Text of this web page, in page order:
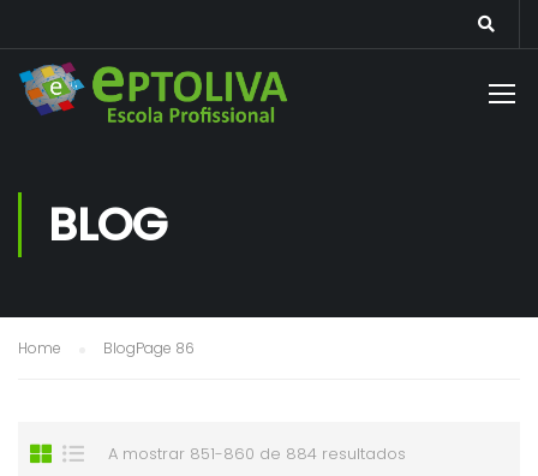
BLOG
Home BlogPage 86
A mostrar 851-860 de 884 resultados